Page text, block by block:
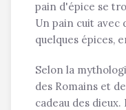
pain d'épice se
Un pain cuit avec
quelques épices,
Selon la
des Romains et
cadeau des